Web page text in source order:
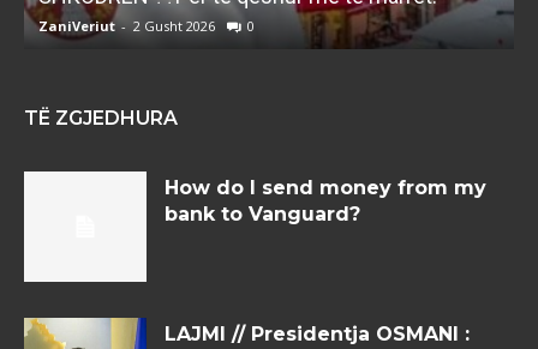
ZaniVeriut - 2 Gusht 2026 0
TË ZGJEDHURA
How do I send money from my
bank to Vanguard?
LAJMI // Presidentja OSMANI :